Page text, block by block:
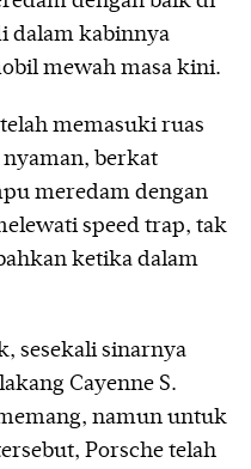
dalam kabinnya
mewah masa kini.
memasuki ruas
nyaman, berkat
meredam dengan
speed trap, tak
ketika dalam
sesekali sinarnya
Cayenne S.
namun untuk
Porsche telah